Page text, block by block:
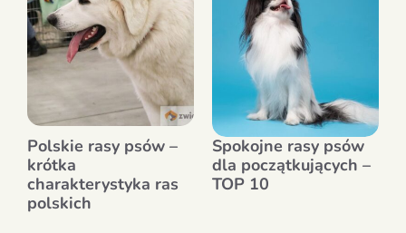
Polskie rasy psów –
krótka
charakterystyka ras
polskich
Spokojne rasy psów
dla początkujących –
TOP 10